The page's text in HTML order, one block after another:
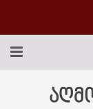
EEU-Ს ᲨᲔᲡᲐᲮᲔᲑ